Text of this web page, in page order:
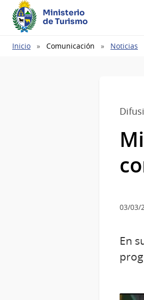
Ministerio
de Turismo
Ruta
Inicio Comunicación Noticias
03/03/
En